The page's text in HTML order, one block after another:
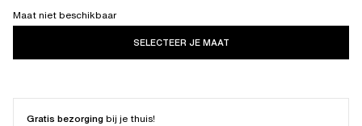
Maat niet beschikbaar
SELECTEER JE MAAT
Gratis bezorgingbij je thuis!